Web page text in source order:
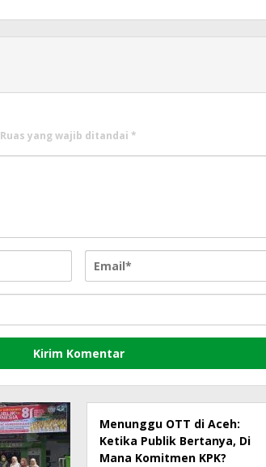
Ruas yang wajib ditandai *
Menunggu OTT di Aceh:
Ketika Publik Bertanya, Di
Mana Komitmen KPK?